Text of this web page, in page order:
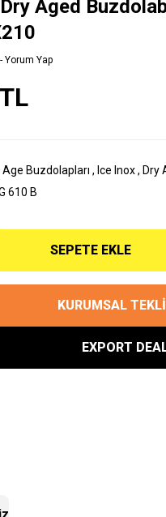
Aged
Yorum Yap
Age Buzdolapları , Ice Inox , Dry
610 B
SEPETE EKLE
KURUMSAL
EXPORT